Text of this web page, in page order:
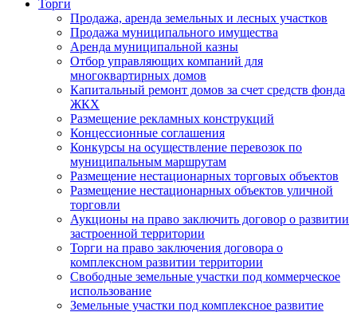
Торги
Продажа, аренда земельных и лесных участков
Продажа муниципального имущества
Аренда муниципальной казны
Отбор управляющих компаний для
многоквартирных домов
Капитальный ремонт домов за счет средств фонда
ЖКХ
Размещение рекламных конструкций
Концессионные соглашения
Конкурсы на осуществление перевозок по
муниципальным маршрутам
Размещение нестационарных торговых объектов
Размещение нестационарных объектов уличной
торговли
Аукционы на право заключить договор о развитии
застроенной территории
Торги на право заключения договора о
комплексном развитии территории
Свободные земельные участки под коммерческое
использование
Земельные участки под комплексное развитие